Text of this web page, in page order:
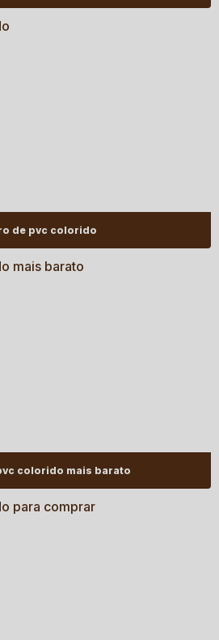
de pvc colorido
colorido mais barato